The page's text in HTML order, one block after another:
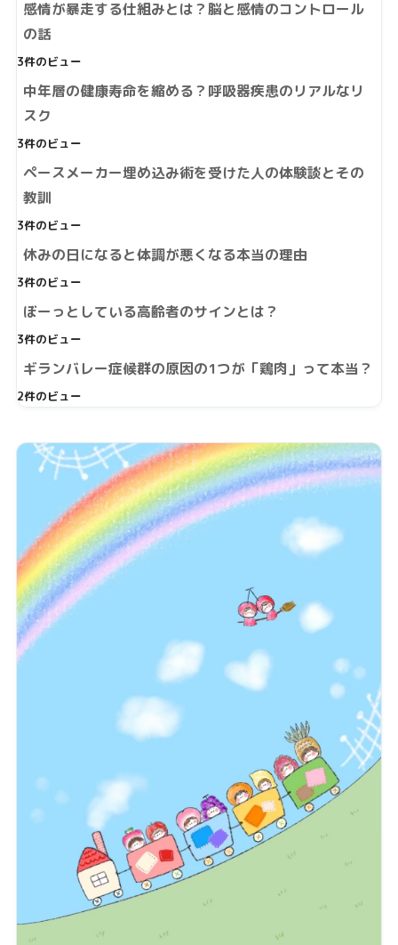
感情が暴走する仕組みとは？脳と感情のコントロール
の話
3件のビュー
中年層の健康寿命を縮める？呼吸器疾患のリアルなリ
スク
3件のビュー
ペースメーカー埋め込み術を受けた人の体験談とその
教訓
3件のビュー
休みの日になると体調が悪くなる本当の理由
3件のビュー
ぼーっとしている高齢者のサインとは？
3件のビュー
ギランバレー症候群の原因の1つが「鶏肉」って本当？
2件のビュー